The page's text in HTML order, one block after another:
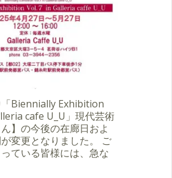
「Biennially Exhibition
cafe U_U」現代芸術
】の今後の在廊日およ
変更となりました。 ご
ている皆様には、急な